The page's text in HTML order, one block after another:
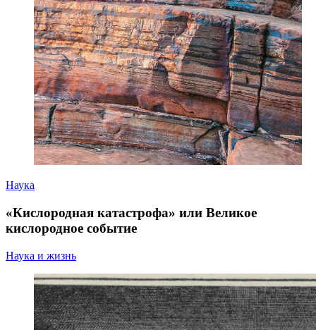
Наука
«Кислородная катастрофа» или Великое
кислородное событие
Наука и жизнь